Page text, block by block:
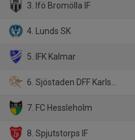
3. Ifö Bromölla IF
4. Lunds SK
5. IFK Kalmar
6. Sjöstaden DFF Karlskrona
7. FC Hessleholm
8. Spjutstorps IF